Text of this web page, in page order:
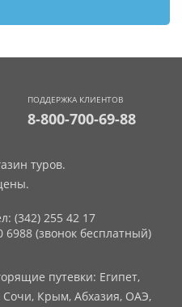
ПОДДЕРЖКА КЛИЕНТОВ
8-800-700-69-88
туров.
(342) 255 42 17
(звонок бесплатный)
путевки: Египет,
Крым, Абхазия, ОАЭ,